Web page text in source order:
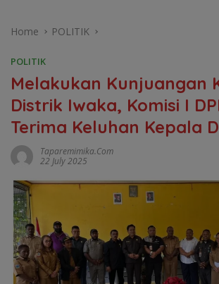
Home POLITIK
POLITIK
Melakukan Kunjuangan
Distrik Iwaka, Komisi I
Terima Keluhan Kepala
Taparemimika.com
22 July 2025